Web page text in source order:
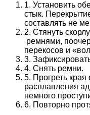
1. Установить
стык.
составлять не
2. Стянуть
ремнями,
перекосов и
3.
4. Снять ремни.
5. Прогреть края
расплавления
немного
6. Повторно